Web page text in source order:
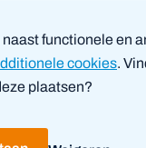
functionele en
cookies.
plaatsen?